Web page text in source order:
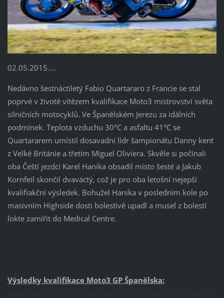
02.05.2015....
Nedávno šestnáctiletý Fabio Quartararo z Francie se stal
poprvé v životě vítězem kvalifikace Moto3 mistrovství světa
silničních motocyklů. Ve Španělském Jerezu za idálních
podmínek. Teplota vzduchu 30°C a asfaltu 41°C se
Quartararem umístil dosavadní lídr šampionátu Danny kent
z Velké Británie a třetím Miguel Oliviera. Skvěle si počínali
oba Čeští jezdci Karel Hanika obsadil místo šesté a Jakub
Kornfeil skončil dvaváctý, což je pro oba letošní nejepší
kvalifiakční výsledek. Bohužel Hanika v posledním kole po
masivním Highside dosti bolestivě upadl a musel z bolestí
lokte zamířit do Medical Centre.
Výsledky kvalifikace Moto3 GP Španělska: